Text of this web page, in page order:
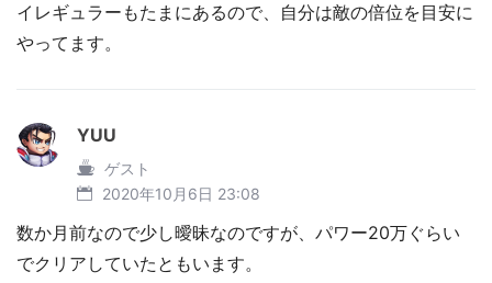
イレギュラーもたまにあるので、自分は敵の倍位を目安に
やってます。
YUU
ゲスト
2020年10月6日 23:08
数か月前なので少し曖昧なのですが、パワー20万ぐらい
でクリアしていたともいます。